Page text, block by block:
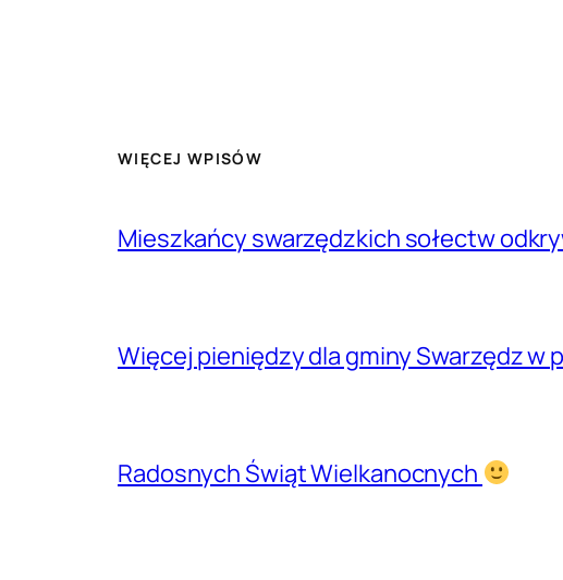
WIĘCEJ WPISÓW
Mieszkańcy swarzędzkich sołectw
Więcej pieniędzy dla gminy Swarzędz w
Radosnych Świąt Wielkanocnych